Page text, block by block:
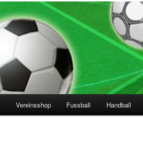
Vereinsshop Fussball Handball